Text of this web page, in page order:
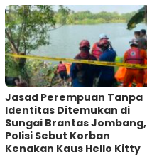
Jasad Perempuan Tanpa
Identitas Ditemukan di
Sungai Brantas Jombang,
Polisi Sebut Korban
Kenakan Kaus Hello Kitty